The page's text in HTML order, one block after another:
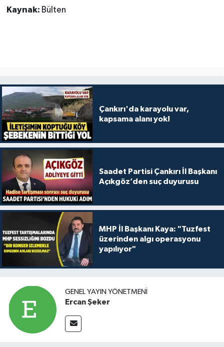
Kaynak: Bülten
Çankırı'da karayolu var,
kapsama alanı yok!
Saadet Partisi Çankırı İl Başkanı
Açıkgöz’den suç duyurusu
MHP İl Başkanı Kaya: "Tuzfest
üzerinden algı operasyonu
yapılıyor"
GENEL YAYIN YÖNETMENI
Ercan Şeker